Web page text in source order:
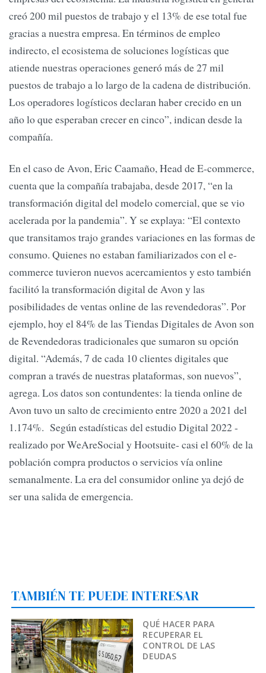
creó 200 mil puestos de trabajo y el 13% de ese total fue
gracias a nuestra empresa. En términos de empleo
indirecto, el ecosistema de soluciones logísticas que
atiende nuestras operaciones generó más de 27 mil
puestos de trabajo a lo largo de la cadena de distribución.
Los operadores logísticos declaran haber crecido en un
año lo que esperaban crecer en cinco”, indican desde la
compañía.
En el caso de Avon, Eric Caamaño, Head de E-commerce,
cuenta que la compañía trabajaba, desde 2017, “en la
transformación digital del modelo comercial, que se vio
acelerada por la pandemia”. Y se explaya: “El contexto
que transitamos trajo grandes variaciones en las formas de
consumo. Quienes no estaban familiarizados con el e-
commerce tuvieron nuevos acercamientos y esto también
facilitó la transformación digital de Avon y las
posibilidades de ventas online de las revendedoras”. Por
ejemplo, hoy el 84% de las Tiendas Digitales de Avon son
de Revendedoras tradicionales que sumaron su opción
digital. “Además, 7 de cada 10 clientes digitales que
compran a través de nuestras plataformas, son nuevos”,
agrega. Los datos son contundentes: la tienda online de
Avon tuvo un salto de crecimiento entre 2020 a 2021 del
1.174%. Según estadísticas del estudio Digital 2022 -
realizado por WeAreSocial y Hootsuite- casi el 60% de la
población compra productos o servicios vía online
semanalmente. La era del consumidor online ya dejó de
ser una salida de emergencia.
TAMBIÉN TE PUEDE INTERESAR
QUÉ HACER PARA
RECUPERAR EL
CONTROL DE LAS
DEUDAS